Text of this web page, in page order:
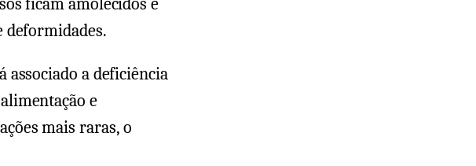
deformidades.
associado a deficiência
e
mais raras, o